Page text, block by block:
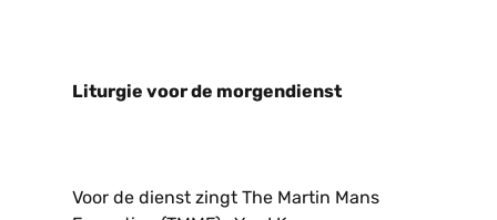
Liturgie voor de morgendienst
Voor de dienst zingt The Martin Mans